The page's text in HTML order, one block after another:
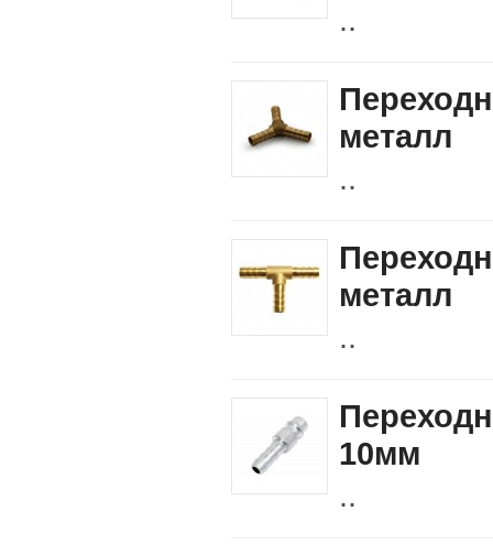
..
металл
..
металл
..
10мм
..